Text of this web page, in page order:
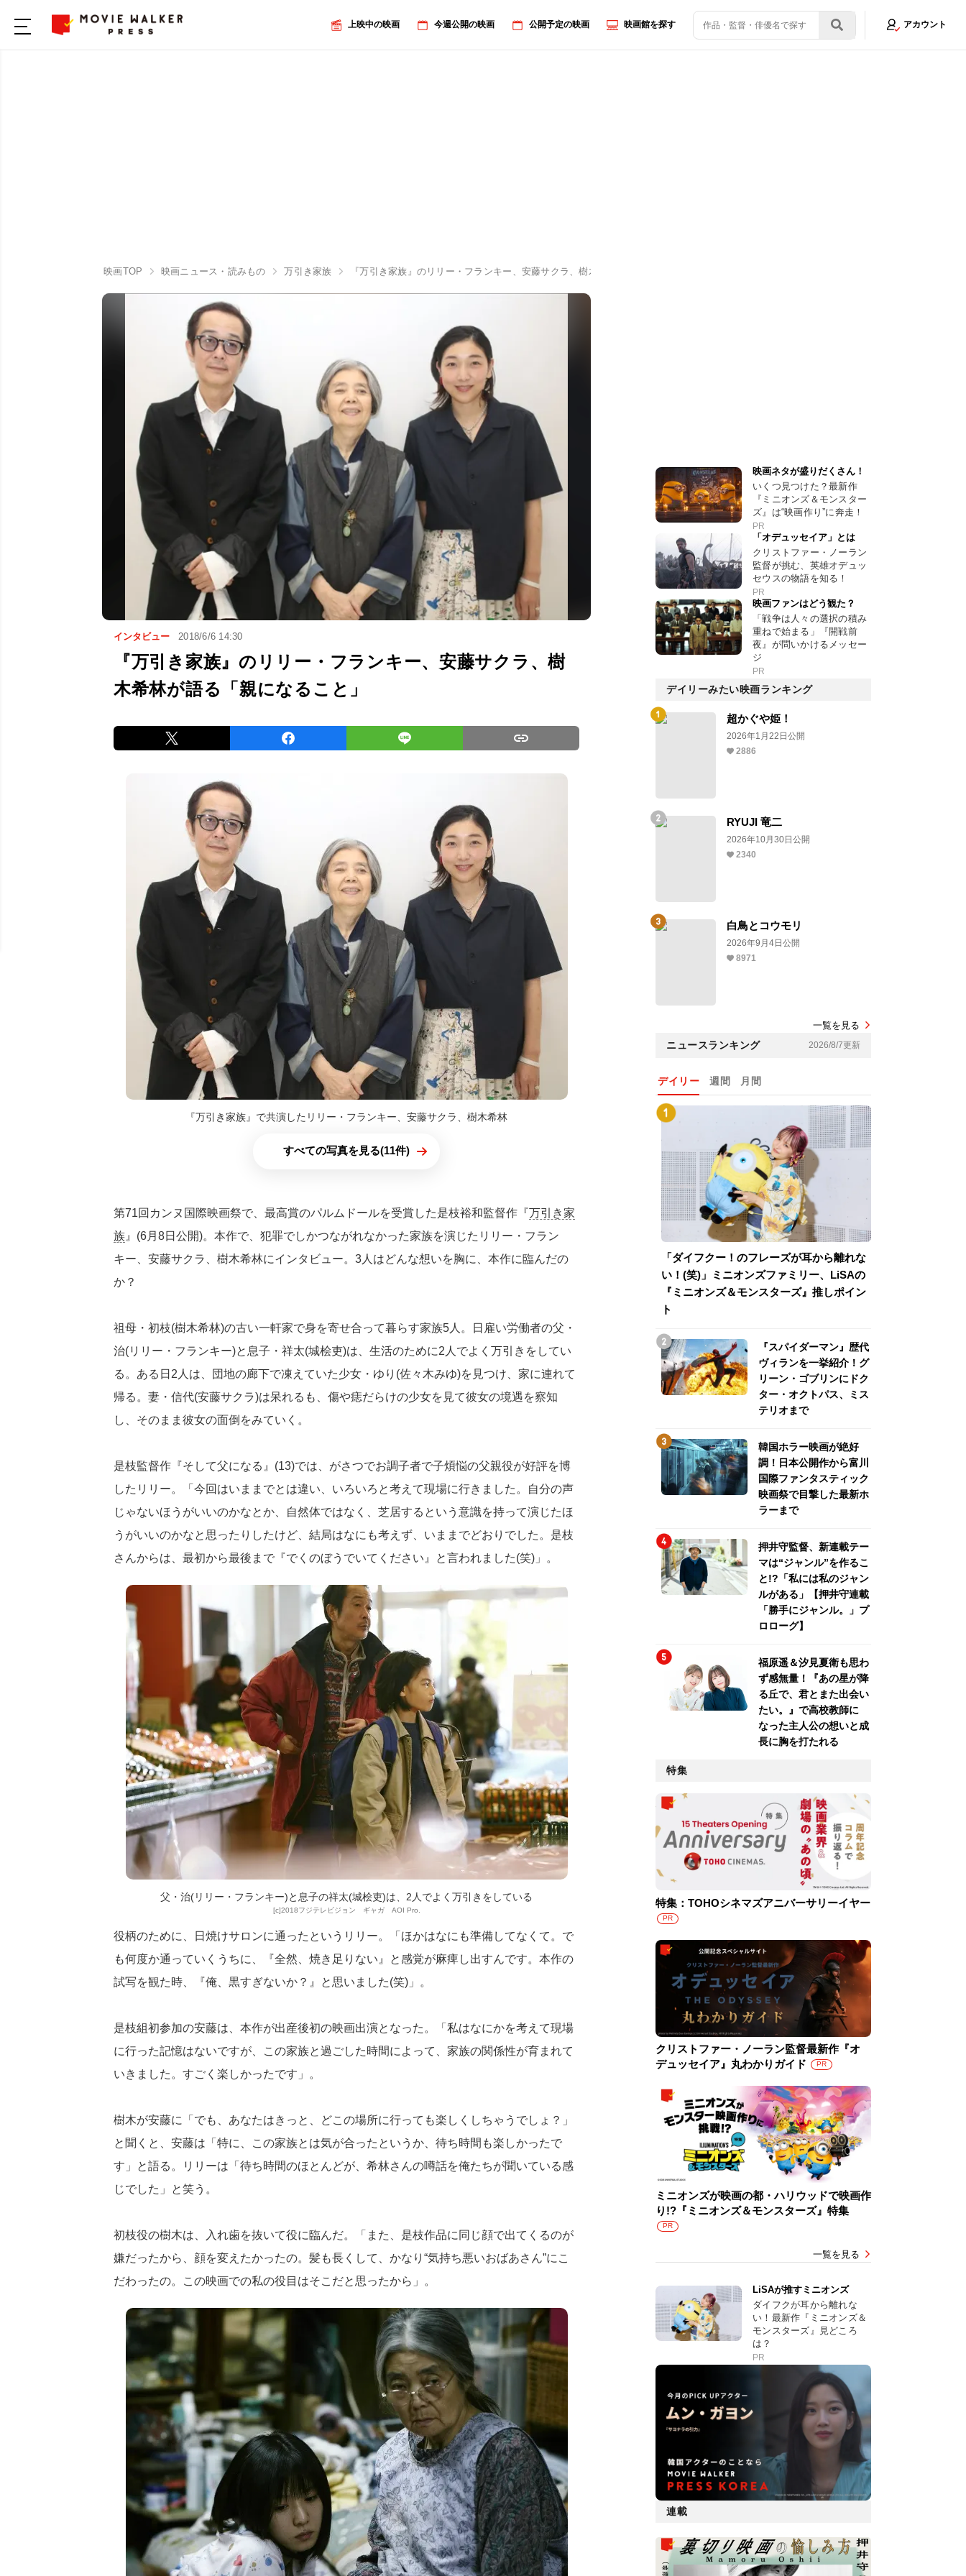
上映中の映画 今週公開の映画 公開予定の映画 映画館を探す アカウント
映画TOP 映画ニュース・読みもの 万引き家族 『万引き家族』のリリー・フランキー、安藤サクラ、樹木希林が語る「親になること」
インタビュー 2018/6/6 14:30
『万引き家族』のリリー・フランキー、安藤サクラ、樹
木希林が語る「親になること」
『万引き家族』で共演したリリー・フランキー、安藤サクラ、樹木希林
すべての写真を見る(11件)
第71回カンヌ国際映画祭で、最高賞のパルムドールを受賞した是枝裕和監督作『万引き家
族 』(6月8日公開)。本作で、犯罪でしかつながれなかった家族を演じたリリー・フラン
キー、安藤サクラ、樹木希林にインタビュー。3人はどんな想いを胸に、本作に臨んだの
か？
祖母・初枝(樹木希林)の古い一軒家で身を寄せ合って暮らす家族5人。日雇い労働者の父・
治(リリー・フランキー)と息子・祥太(城桧吏)は、生活のために2人でよく万引きをしてい
る。ある日2人は、団地の廊下で凍えていた少女・ゆり(佐々木みゆ)を見つけ、家に連れて
帰る。妻・信代(安藤サクラ)は呆れるも、傷や痣だらけの少女を見て彼女の境遇を察知
し、そのまま彼女の面倒をみていく。
是枝監督作『そして父になる』(13)では、がさつでお調子者で子煩悩の父親役が好評を博
したリリー。「今回はいままでとは違い、いろいろと考えて現場に行きました。自分の声
じゃないほうがいいのかなとか、自然体ではなく、芝居するという意識を持って演じたほ
うがいいのかなと思ったりしたけど、結局はなにも考えず、いままでどおりでした。是枝
さんからは、最初から最後まで『でくのぼうでいてください』と言われました(笑)」。
父・治(リリー・フランキー)と息子の祥太(城桧吏)は、2人でよく万引きをしている
[c]2018フジテレビジョン ギャガ AOI Pro.
役柄のために、日焼けサロンに通ったというリリー。「ほかはなにも準備してなくて。で
も何度か通っていくうちに、『全然、焼き足りない』と感覚が麻痺し出すんです。本作の
試写を観た時、『俺、黒すぎないか？』と思いました(笑)」。
是枝組初参加の安藤は、本作が出産後初の映画出演となった。「私はなにかを考えて現場
に行った記憶はないですが、この家族と過ごした時間によって、家族の関係性が育まれて
いきました。すごく楽しかったです」。
樹木が安藤に「でも、あなたはきっと、どこの場所に行っても楽しくしちゃうでしょ？」
と聞くと、安藤は「特に、この家族とは気が合ったというか、待ち時間も楽しかったで
す」と語る。リリーは「待ち時間のほとんどが、希林さんの噂話を俺たちが聞いている感
じでした」と笑う。
初枝役の樹木は、入れ歯を抜いて役に臨んだ。「また、是枝作品に同じ顔で出てくるのが
嫌だったから、顔を変えたかったの。髪も長くして、かなり“気持ち悪いおばあさん”にこ
だわったの。この映画での私の役目はそこだと思ったから」。
映画ネタが盛りだくさん！
いくつ見つけた？最新作
『ミニオンズ＆モンスター
ズ』は“映画作り”に奔走！
PR
「オデュッセイア」とは
クリストファー・ノーラン
監督が挑む、英雄オデュッ
セウスの物語を知る！
PR
映画ファンはどう観た？
「戦争は人々の選択の積み
重ねで始まる」『開戦前
夜』が問いかけるメッセー
ジ
PR
デイリーみたい映画ランキング
超かぐや姫！
2026年1月22日公開
2886
RYUJI 竜二
2026年10月30日公開
2340
白鳥とコウモリ
2026年9月4日公開
8971
一覧を見る
ニュースランキング 2026/8/7更新
デイリー 週間 月間
「ダイフクー！のフレーズが耳から離れな
い！(笑)」ミニオンズファミリー、LiSAの
『ミニオンズ＆モンスターズ』推しポイン
ト
『スパイダーマン』歴代
ヴィランを一挙紹介！グ
リーン・ゴブリンにドク
ター・オクトパス、ミス
テリオまで
韓国ホラー映画が絶好
調！日本公開作から富川
国際ファンタスティック
映画祭で目撃した最新ホ
ラーまで
押井守監督、新連載テー
マは“ジャンル”を作るこ
と!?「私には私のジャン
ルがある」【押井守連載
「勝手にジャンル。」プ
ロローグ】
福原遥＆汐見夏衛も思わ
ず感無量！『あの星が降
る丘で、君とまた出会い
たい。』で高校教師に
なった主人公の想いと成
長に胸を打たれる
特集
特集：TOHOシネマズアニバーサリーイヤー
PR
クリストファー・ノーラン監督最新作『オ
デュッセイア』丸わかりガイド
PR
ミニオンズが映画の都・ハリウッドで映画作
り!?『ミニオンズ＆モンスターズ』特集
PR
一覧を見る
LiSAが推すミニオンズ
ダイフクが耳から離れな
い！最新作『ミニオンズ＆
モンスターズ』見どころ
は？
PR
連載